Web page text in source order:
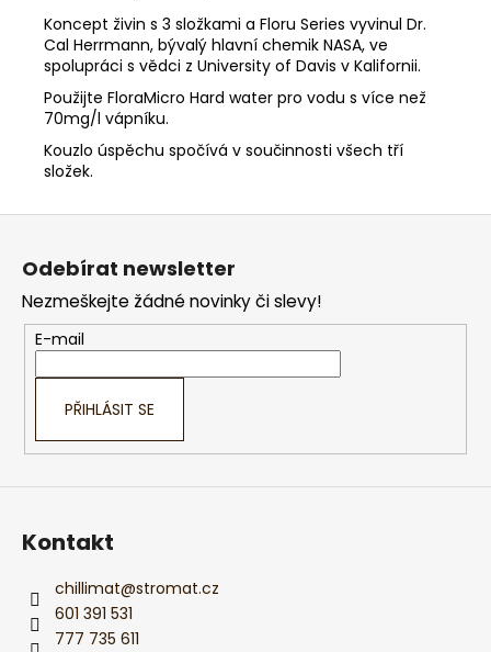
Koncept živin s 3 složkami a Floru Series vyvinul Dr.
Cal Herrmann, bývalý hlavní chemik NASA, ve
spolupráci s vědci z University of Davis v Kalifornii.
Použijte FloraMicro Hard water pro vodu s více než
70mg/l vápníku.
Kouzlo úspěchu spočívá v součinnosti všech tří
složek.
Z
Odebírat newsletter
Nezmeškejte žádné novinky či slevy!
E-mail
PŘIHLÁSIT SE
Kontakt
chillimat@stromat.cz
601 391 531
777 735 611